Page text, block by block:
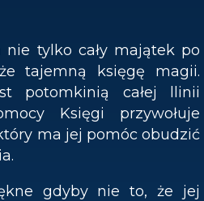
nie tylko cały majątek po
tajemną księgę magii.
potomkinią całej llinii
Księgi przywołuje
ma jej pomóc obudzić
gdyby nie to, że jej